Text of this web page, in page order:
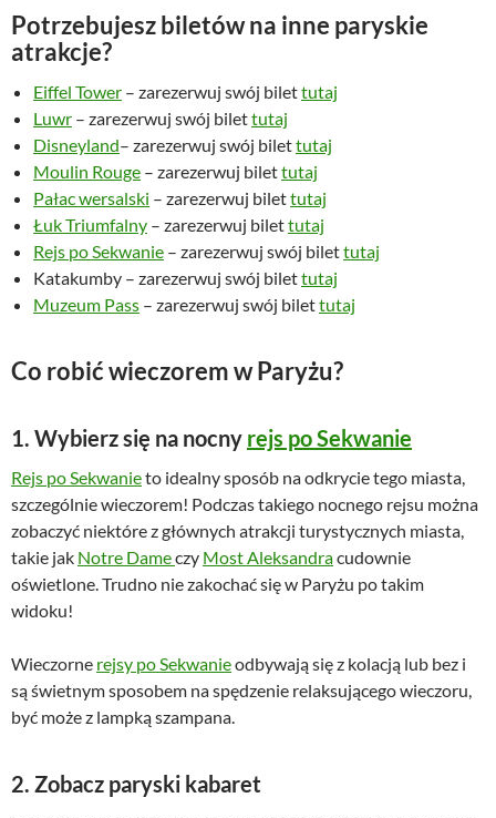
t
c
e
n
n
o
ł
8
9
,
0
0
.
n
e
a
w
y
n
s
6
0
0
z
ł
.
Potrzebujesz biletów na inne paryskie
atrakcje?
Eiffel Tower – zarezerwuj swój bilettutaj
Luwr – zarezerwuj swój bilettutaj
Disneyland– zarezerwuj swój bilettutaj
Moulin Rouge – zarezerwuj bilettutaj
Pałac wersalski – zarezerwuj bilettutaj
Łuk Triumfalny – zarezerwuj bilettutaj
Rejs po Sekwanie – zarezerwuj swój bilettutaj
Katakumby – zarezerwuj swój bilettutaj
Muzeum Pass – zarezerwuj swój bilettutaj
Co robić wieczorem w Paryżu?
1. Wybierz się na nocny rejs po Sekwanie
Rejs po Sekwanieto idealny sposób na odkrycie tego miasta,
szczególnie wieczorem! Podczas takiego nocnego rejsu można
zobaczyć niektóre z głównych atrakcji turystycznych miasta,
takie jak Notre Dameczy Most Aleksandracudownie
oświetlone. Trudno nie zakochać się w Paryżu po takim
widoku!
Wieczorne rejsy po Sekwanieodbywają się z kolacją lub bez i
są świetnym sposobem na spędzenie relaksującego wieczoru,
być może z lampką szampana.
2. Zobacz paryski kabaret